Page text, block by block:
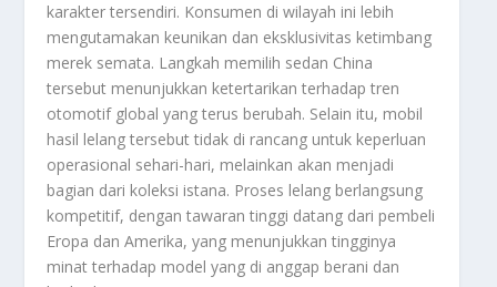
karakter tersendiri. Konsumen di wilayah ini lebih
mengutamakan keunikan dan eksklusivitas ketimbang
merek semata. Langkah memilih sedan China
tersebut menunjukkan ketertarikan terhadap tren
otomotif global yang terus berubah. Selain itu, mobil
hasil lelang tersebut tidak di rancang untuk keperluan
operasional sehari-hari, melainkan akan menjadi
bagian dari koleksi istana. Proses lelang berlangsung
kompetitif, dengan tawaran tinggi datang dari pembeli
Eropa dan Amerika, yang menunjukkan tingginya
minat terhadap model yang di anggap berani dan